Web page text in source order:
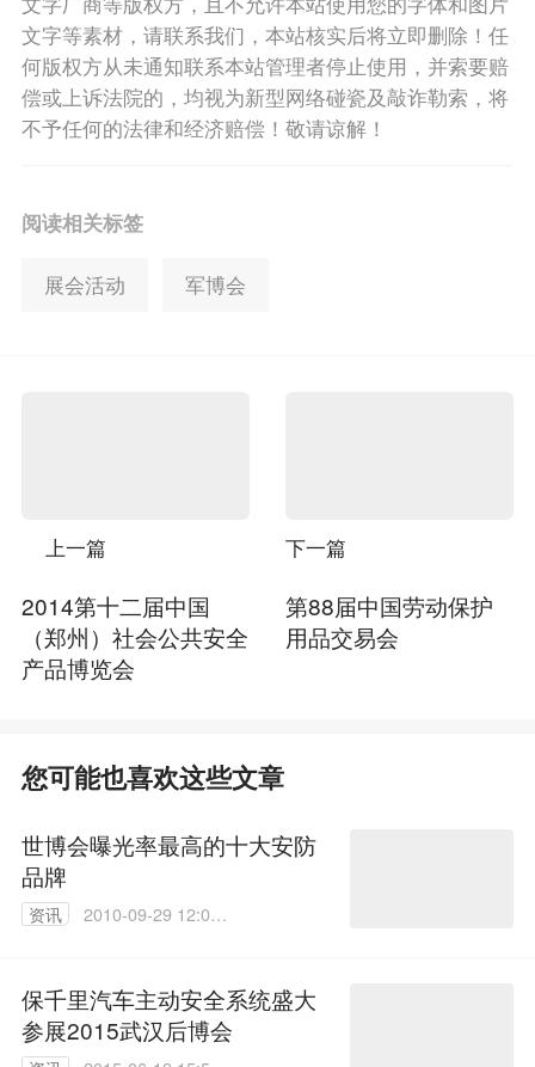
文字等素材，请联系我们，本站核实后将立即删除！任
何版权方从未通知联系本站管理者停止使用，并索要赔
偿或上诉法院的，均视为新型网络碰瓷及敲诈勒索，将
不予任何的法律和经济赔偿！敬请谅解！
阅读相关标签
展会活动 军博会
上一篇
2014第十二届中国
（郑州）社会公共安全
产品博览会
下一篇
第88届中国劳动保护
用品交易会
您可能也喜欢这些文章
世博会曝光率最高的十大安防
品牌
资讯
2010-09-29 12:04:
保千里汽车主动安全系统盛大
参展2015武汉后博会